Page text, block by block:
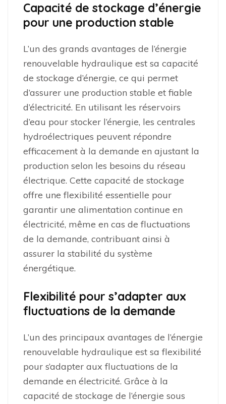
Capacité de stockage d’énergie
pour une production stable
L’un des grands avantages de l’énergie
renouvelable hydraulique est sa capacité
de stockage d’énergie, ce qui permet
d’assurer une production stable et fiable
d’électricité. En utilisant les réservoirs
d’eau pour stocker l’énergie, les centrales
hydroélectriques peuvent répondre
efficacement à la demande en ajustant la
production selon les besoins du réseau
électrique. Cette capacité de stockage
offre une flexibilité essentielle pour
garantir une alimentation continue en
électricité, même en cas de fluctuations
de la demande, contribuant ainsi à
assurer la stabilité du système
énergétique.
Flexibilité pour s’adapter aux
fluctuations de la demande
L’un des principaux avantages de l’énergie
renouvelable hydraulique est sa flexibilité
pour s’adapter aux fluctuations de la
demande en électricité. Grâce à la
capacité de stockage de l’énergie sous